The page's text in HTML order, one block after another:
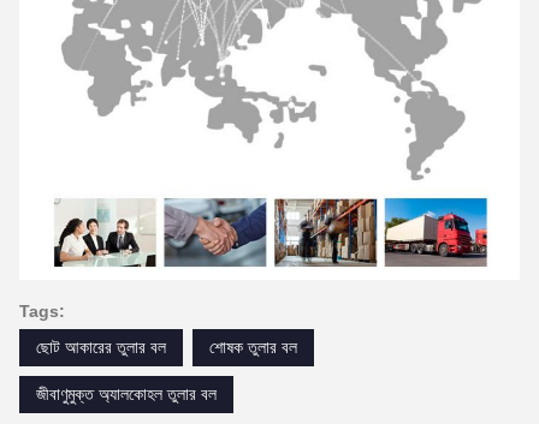
Tags:
ছোট আকারের তুলার বল
শোষক তুলার বল
জীবাণুমুক্ত অ্যালকোহল তুলার বল